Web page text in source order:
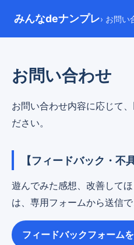
みんなdeナンプレ› お問い
お問い合わせ
お問い合わせ内容に応じて
ださい。
【フィードバック・不
遊んでみた感想、改善して
は、専用フォームから送信で
フィードバックフォームを